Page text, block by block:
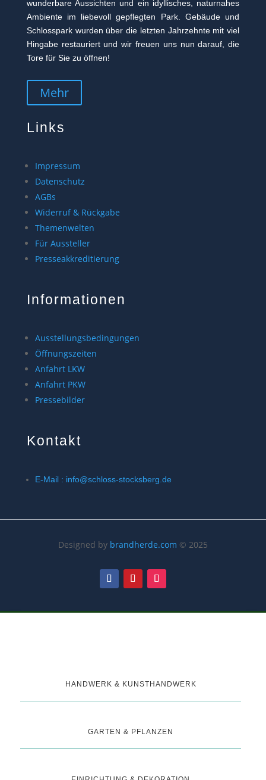
wunderbare Aussichten und ein idyllisches, naturnahes
Ambiente im liebevoll gepflegten Park. Gebäude und
Schlosspark wurden über die letzten Jahrzehnte mit viel
Hingabe restauriert und wir freuen uns nun darauf, die
Tore für Sie zu öffnen!
Mehr
Links
Impressum
Datenschutz
AGBs
Widerruf & Rückgabe
Themenwelten
Für Aussteller
Presseakkreditierung
Informationen
Ausstellungsbedingungen
Öffnungszeiten
Anfahrt LKW
Anfahrt PKW
Pressebilder
Kontakt
E-Mail : info@schloss-stocksberg.de
Designed by brandherde.com © 2025
HANDWERK & KUNSTHANDWERK
GARTEN & PFLANZEN